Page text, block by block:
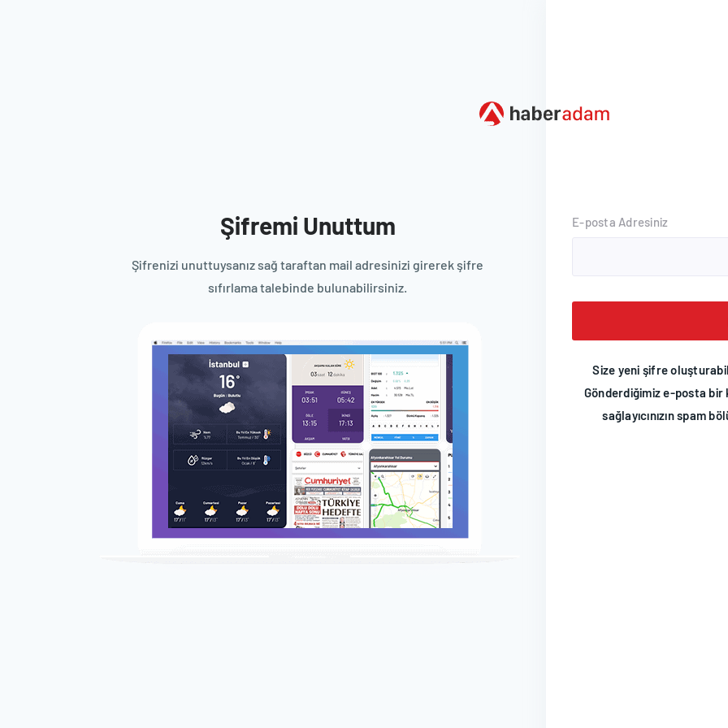
Şifremi Unuttum
Şifrenizi unuttuysanız sağ taraftan mail adresinizi girerek şifre
sıfırlama talebinde bulunabilirsiniz.
E-posta Adresiniz
Size yeni şifre
Gönderdiğimiz e-posta
sağlayıcınızın spam